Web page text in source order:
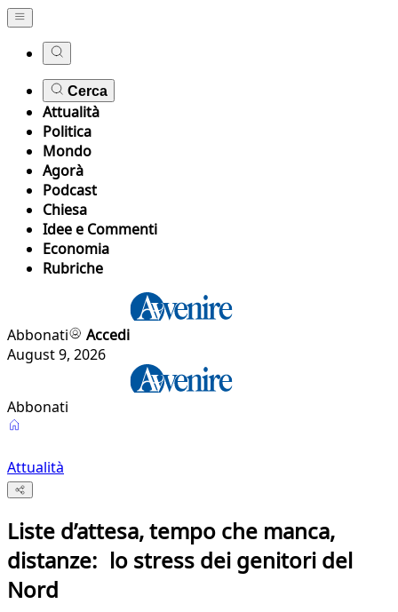
Cerca
Attualità
Politica
Mondo
Agorà
Podcast
Chiesa
Idee e Commenti
Economia
Rubriche
Abbonati
Accedi
August 9, 2026
Abbonati
Attualità
Liste d’attesa, tempo che manca,
distanze: lo stress dei genitori del
Nord